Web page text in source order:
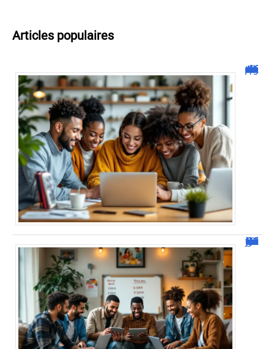
Articles populaires
Malgrim com : tout ce que vous devez savoir sur la plateforme !
JetPunk : Quiz et jeux de culture générale